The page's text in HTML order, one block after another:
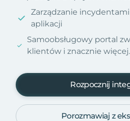
Zarządzanie
aplikacji
Samoobsługowy portal
klientów i znacznie
Rozpocznij
Porozmawiaj z